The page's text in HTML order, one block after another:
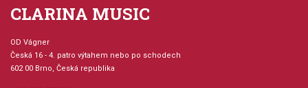
CLARINA MUSIC
OD Vágner
Česká 16 - 4. patro výtahem nebo po schodech
602 00 Brno, Česká republika